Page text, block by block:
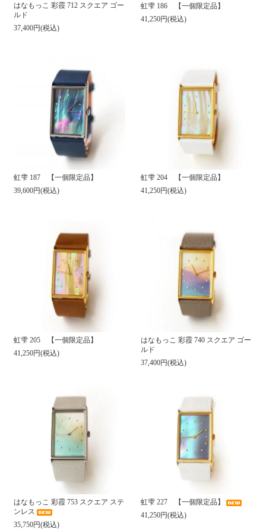
はなもっこ 彩霞 712 スクエア ゴー
ルド
37,400円(税込)
虹雫 186 【一個限定品】
41,250円(税込)
虹雫 187 【一個限定品】
39,600円(税込)
虹雫 204 【一個限定品】
41,250円(税込)
虹雫 205 【一個限定品】
41,250円(税込)
はなもっこ 彩霞 740 スクエア ゴー
ルド
37,400円(税込)
はなもっこ 彩霞 753 スクエア ステ
ンレス
35,750円(税込)
虹雫 227 【一個限定品】
41,250円(税込)